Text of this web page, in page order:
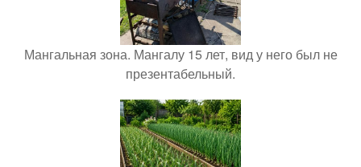
Мангальная зона. Мангалу 15 лет, вид у него был не
презентабельный.